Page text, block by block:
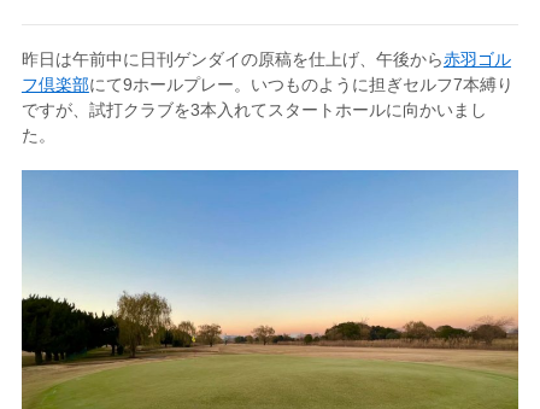
昨日は午前中に日刊ゲンダイの原稿を仕上げ、午後から赤羽ゴル
フ倶楽部にて9ホールプレー。いつものように担ぎセルフ7本縛り
ですが、試打クラブを3本入れてスタートホールに向かいまし
た。